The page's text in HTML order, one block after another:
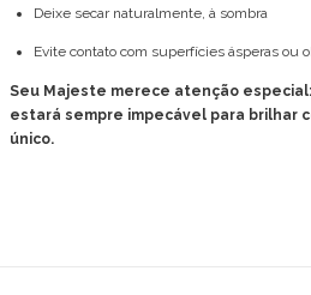
Deixe secar naturalmente, à sombra
Evite contato com superfícies ásperas ou
Seu Majeste merece atenção
estará sempre impecável para brilhar
único.